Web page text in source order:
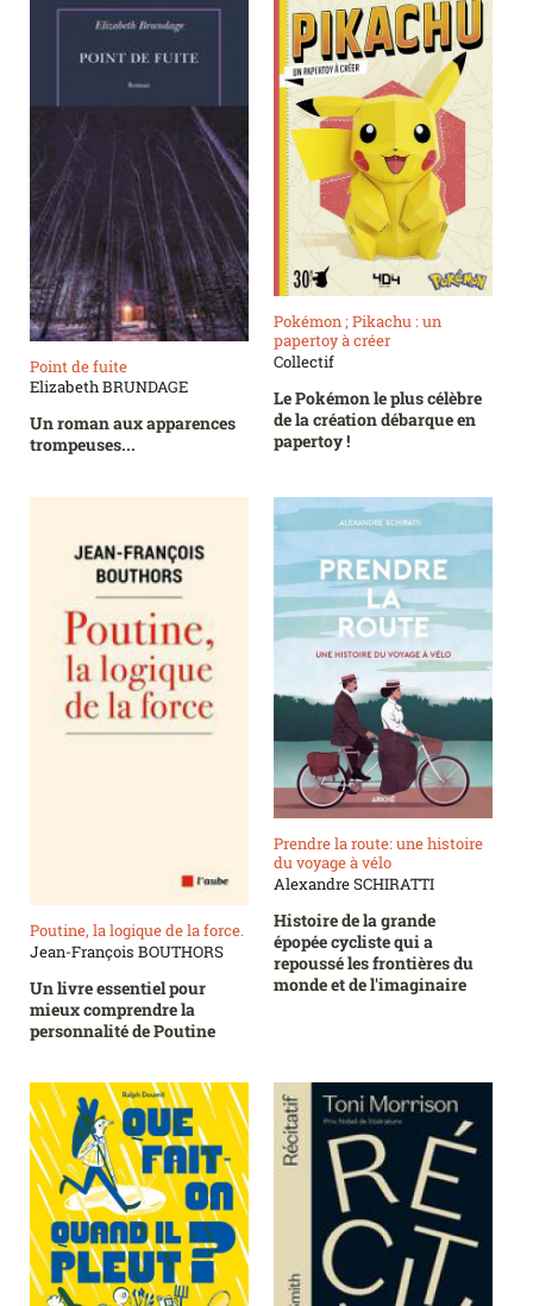
Point de fuite
Elizabeth BRUNDAGE
Un roman aux apparences
trompeuses...
Pokémon ; Pikachu : un
papertoy à créer
Collectif
Le Pokémon le plus célèbre
de la création débarque en
papertoy !
Poutine, la logique de la force.
Jean-François BOUTHORS
Un livre essentiel pour
mieux comprendre la
personnalité de Poutine
Prendre la route: une histoire
du voyage à vélo
Alexandre SCHIRATTI
Histoire de la grande
épopée cycliste qui a
repoussé les frontières du
monde et de l'imaginaire